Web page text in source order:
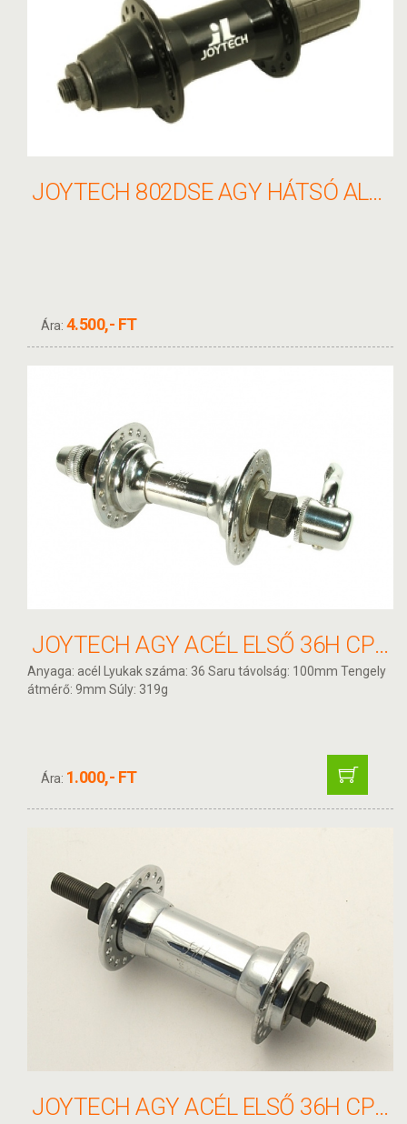
JOYTECH 802DSE AGY HÁTSÓ ALU 32H FEKETE GYORS KAZETTÁS 8-9 SPD
Ára: 4.500,- FT
JOYTECH AGY ACÉL ELSŐ 36H CP GYORSZÁR JY-414QR
Anyaga: acél Lyukak száma: 36 Saru távolság: 100mm Tengely
átmérő: 9mm Súly: 319g
Ára: 1.000,- FT
JOYTECH AGY ACÉL ELSŐ 36H CP JY-414F